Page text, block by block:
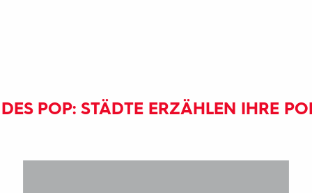
POP: STÄDTE ERZÄHLEN IHRE